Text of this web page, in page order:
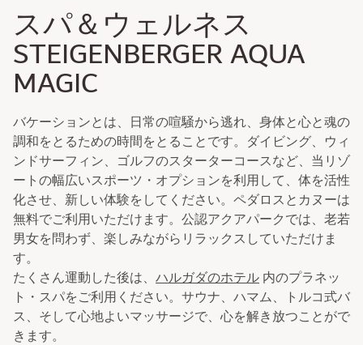
スパ＆ウェルネス
STEIGENBERGER AQUA
MAGIC
バケーションとは、日常の喧騒から逃れ、身体と心と魂の
調和をとるための時間をとることです。ダイビング、ウィ
ンドサーフィン、ゴルフのスターターコースなど、当リゾ
ートの幅広いスポーツ・オプションを利用して、体を活性
化させ、新しい体験をしてください。ペダロスとカヌーは
無料でご利用いただけます。公認アクアパークでは、老若
男女を問わず、楽しみながらリラックスしていただけま
す。
たくさん運動した後は、 ハルガダのホテル 内のプラネッ
ト・スパをご利用ください。サウナ、ハマム、トルコ式バ
ス、そして心地よいマッサージで、心を解き放つことがで
きます。